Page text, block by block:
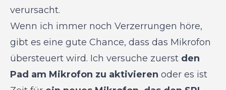
verursacht.
Wenn ich immer noch Verzerrungen höre,
gibt es eine gute Chance, dass das Mikrofon
übersteuert wird. Ich versuche zuerst den
Pad am Mikrofon zu aktivieren oder es ist